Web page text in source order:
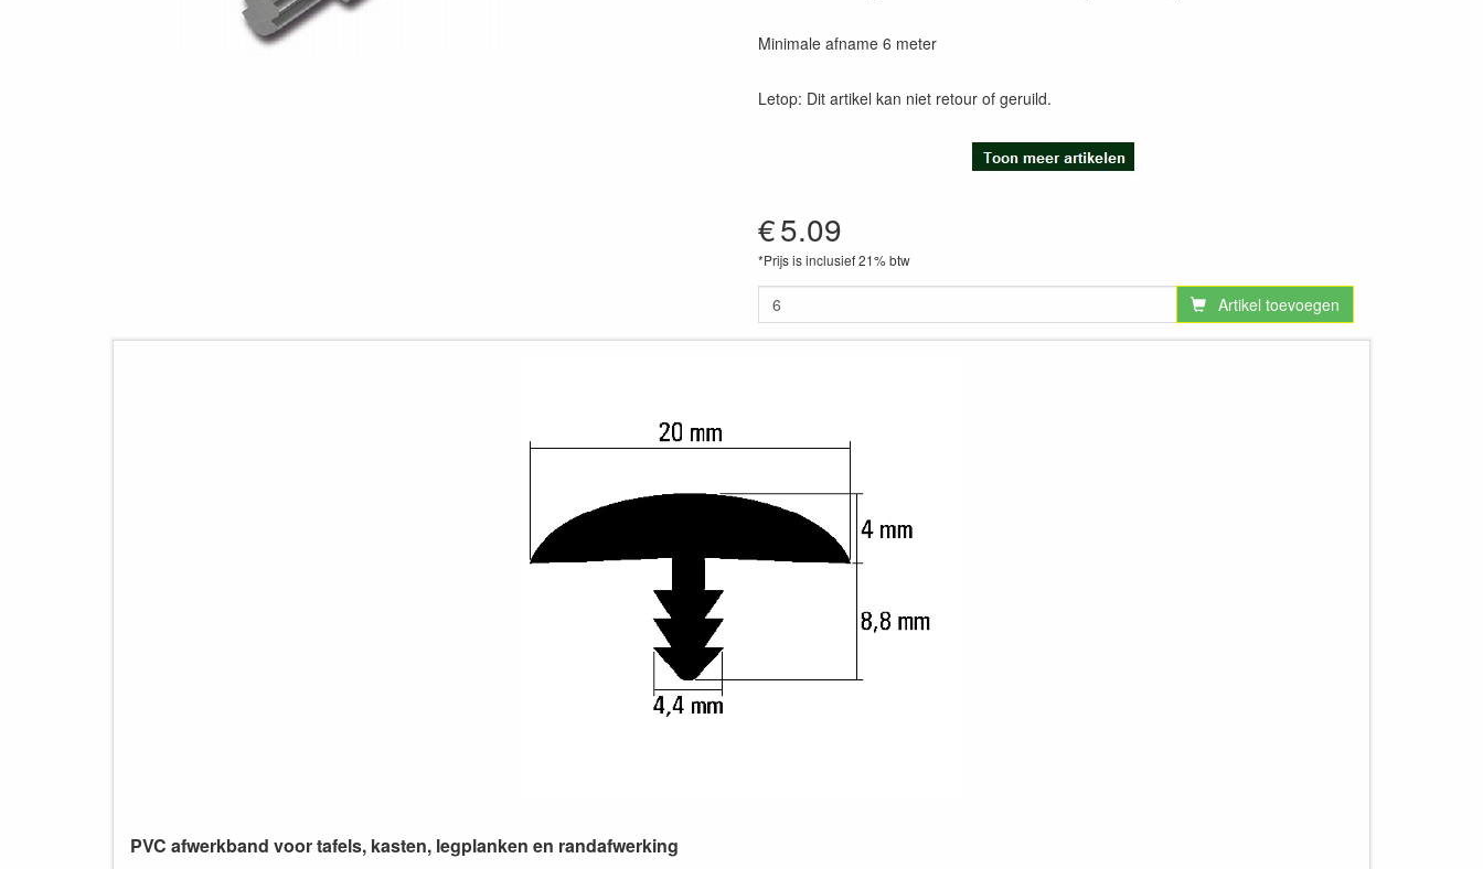
Minimale afname 6 meter
Letop: Dit artikel kan niet retour of geruild.
€5.09
*Prijs is inclusief 21% btw
Artikel toevoegen
PVC afwerkband voor tafels, kasten, legplanken en randafwerking